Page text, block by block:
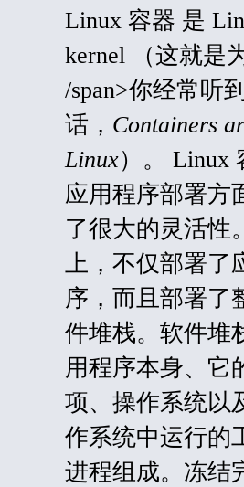
Linux 容器 是
kernel （这就是
/span>你经常听
话， Containers
Linux）。 Linux
应用程序部署方
了很大的灵活性
上，不仅部署了
序，而且部署了
件堆栈。软件堆
用程序本身、它
项、操作系统以
作系统中运行的
进程组成。冻结